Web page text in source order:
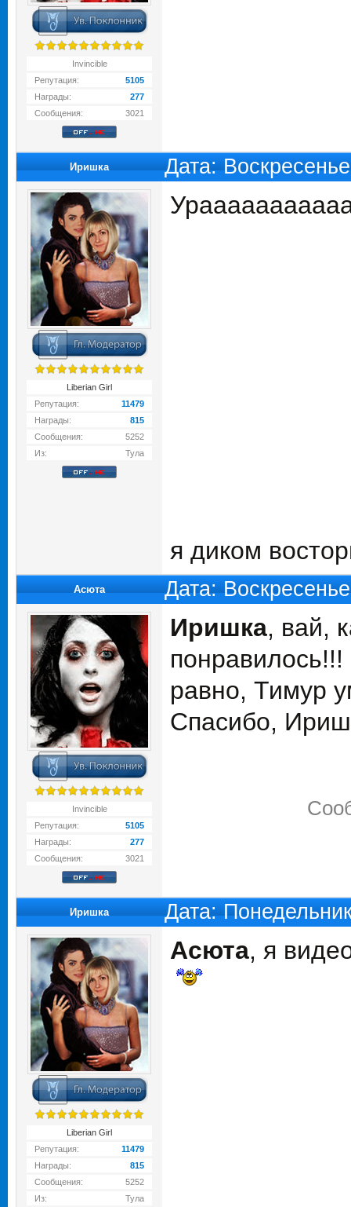
Invincible
Репутация:
5105
Награды:
277
Сообщения:
3021
Иришка Дата:
Liberian Girl
Репутация:
11479
Награды:
815
Сообщения:
5252
Из:
Тула
я диком
Асюта Дата:
Invincible
Репутация:
5105
Награды:
277
Сообщения:
3021
Иришка, вай,
равно, Тимур
Спасибо,
Иришка Дата:
Liberian Girl
Репутация:
11479
Награды:
815
Сообщения:
5252
Из:
Тула
Асюта, я